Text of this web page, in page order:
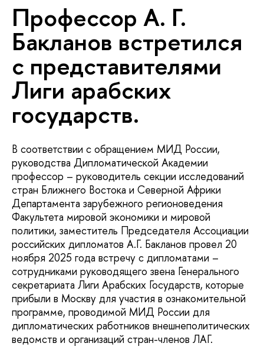
Профессор А. Г.
Бакланов встретился
с представителями
Лиги арабских
государств.
В соответствии с обращением МИД России,
руководства Дипломатической Академии
профессор – руководитель секции исследований
стран Ближнего Востока и Северной Африки
Департамента зарубежного регионоведения
Факультета мировой экономики и мировой
политики, заместитель Председателя Ассоциации
российских дипломатов А.Г. Бакланов провел 20
ноября 2025 года встречу с дипломатами –
сотрудниками руководящего звена Генерального
секретариата Лиги Арабских Государств, которые
прибыли в Москву для участия в ознакомительной
программе, проводимой МИД России для
дипломатических работников внешнеполитических
ведомств и организаций стран-членов ЛАГ.